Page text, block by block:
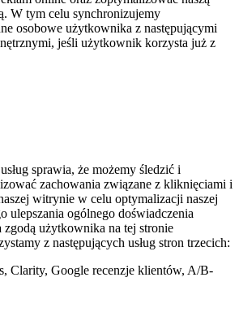
W tym celu synchronizujemy
osobowe użytkownika z następującymi
jeśli użytkownik korzysta już z
sprawia, że możemy śledzić i
zachowania związane z kliknięciami i
witrynie w celu optymalizacji naszej
ulepszania ogólnego doświadczenia
użytkownika na tej stronie
z następujących usług stron trzecich:
Clarity, Google recenzje klientów, A/B-